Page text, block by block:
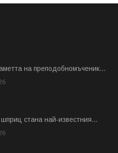
на преподобномъченик...
стана най-известния...